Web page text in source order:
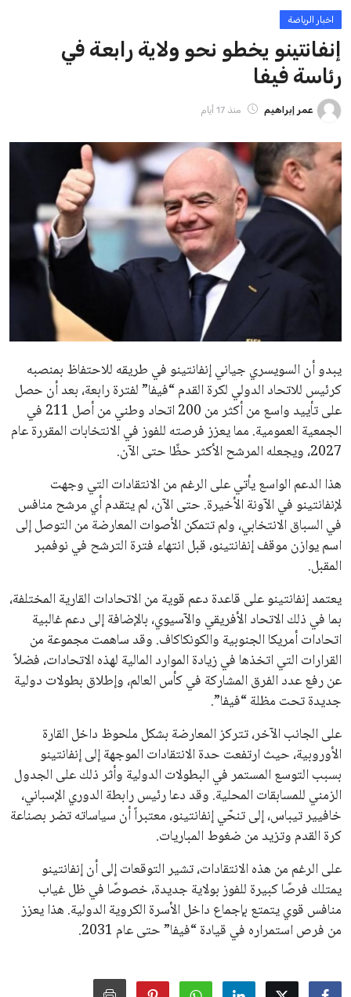
ايوا مصر
الاخبار الشائعة
إنفانتينو يخطو نحو ولاية رابعة في رئاسة فيفا
عمر إبراهيم
مستثمر هندي بريطاني يسعى لامتلاك حصة
عمر إبراهيم 22 يوليو 2026
تحقق من قهوتك المغشوشة 7 علامات تدل
على جودتها قبل أول رشفة
خالد فؤاد 18 يوليو 2026
القائمة البريدية
انضم إلى قائمة المشتركين لدينا لتحصل على أحدث الأخبار، التحديثات
والعروض الخاصة مباشرة في صندوق بريدك
اشتراك
جميع الحقوق محفوظة لموقعنا ايوا مصر